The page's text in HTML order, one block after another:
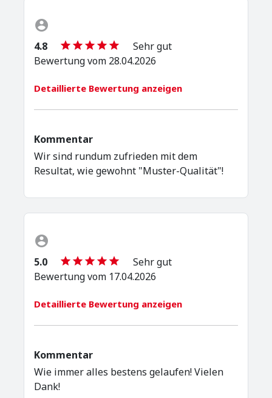
4.8
Sehr gut
Bewertung vom 28.04.2026
Detaillierte Bewertung anzeigen
Kommentar
Wir sind rundum zufrieden mit dem
Resultat, wie gewohnt "Muster-Qualität"!
5.0
Sehr gut
Bewertung vom 17.04.2026
Detaillierte Bewertung anzeigen
Kommentar
Wie immer alles bestens gelaufen! Vielen
Dank!